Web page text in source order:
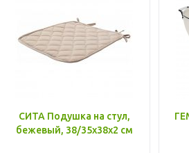
СИТА Подушка на стул,
бежевый, 38/35x38x2 см